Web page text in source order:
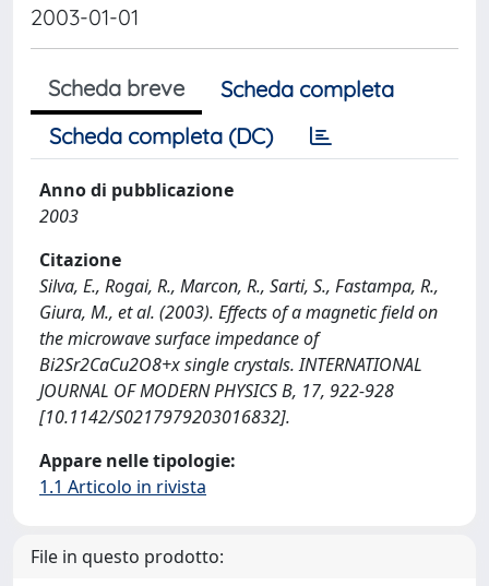
2003-01-01
Scheda breve
Scheda completa
Scheda completa (DC)
Anno di pubblicazione
2003
Citazione
Silva, E., Rogai, R., Marcon, R., Sarti, S., Fastampa, R.,
Giura, M., et al. (2003). Effects of a magnetic field on
the microwave surface impedance of
Bi2Sr2CaCu2O8+x single crystals. INTERNATIONAL
JOURNAL OF MODERN PHYSICS B, 17, 922-928
[10.1142/S0217979203016832].
Appare nelle tipologie:
1.1 Articolo in rivista
File in questo prodotto: